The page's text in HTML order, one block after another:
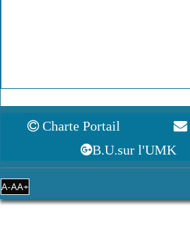
Charte Portail
B.U.sur l'UMK
A-AA+